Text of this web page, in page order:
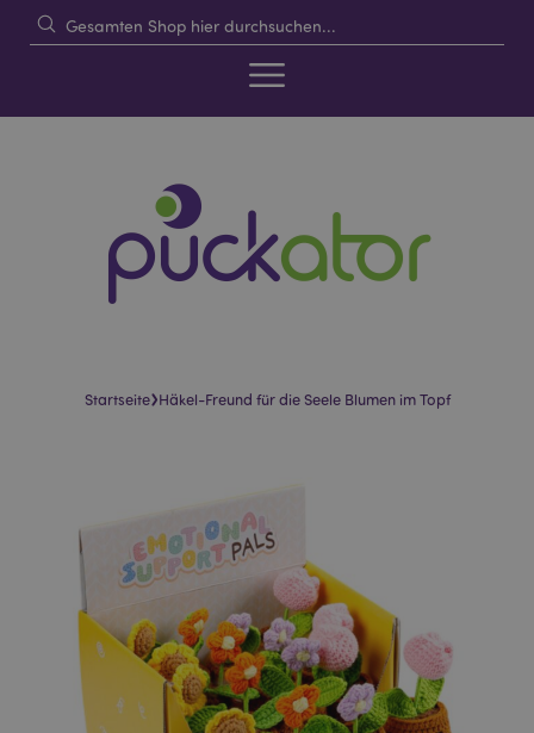
Startseite›Häkel-Freund für die Seele Blumen im Topf
gallery
gallery